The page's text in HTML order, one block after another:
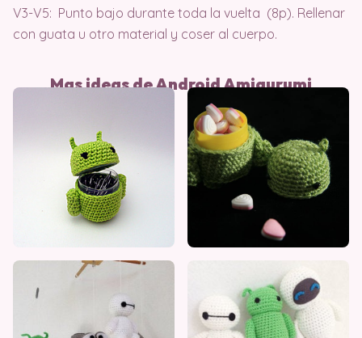
V3-V5: Punto bajo durante toda la vuelta (8p). Rellenar
con guata u otro material y coser al cuerpo.
Mas ideas de Android Amigurumi